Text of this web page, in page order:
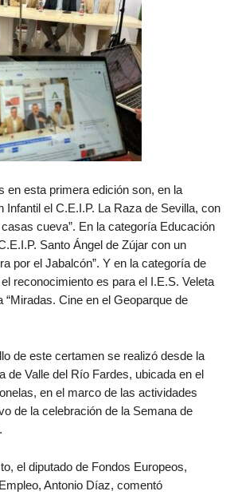
en esta primera edición son, en la
Infantil el C.E.I.P. La Raza de Sevilla, con
cueva”. En la categoría Educación
Santo Ángel de Zújar con un
por el Jabalcón”. Y en la categoría de
reconocimiento es para el I.E.S. Veleta
“Miradas. Cine en el Geoparque de
de este certamen se realizó desde la
de Valle del Río Fardes, ubicada en el
en el marco de las actividades
de la celebración de la Semana de
el diputado de Fondos Europeos,
Antonio Díaz, comentó